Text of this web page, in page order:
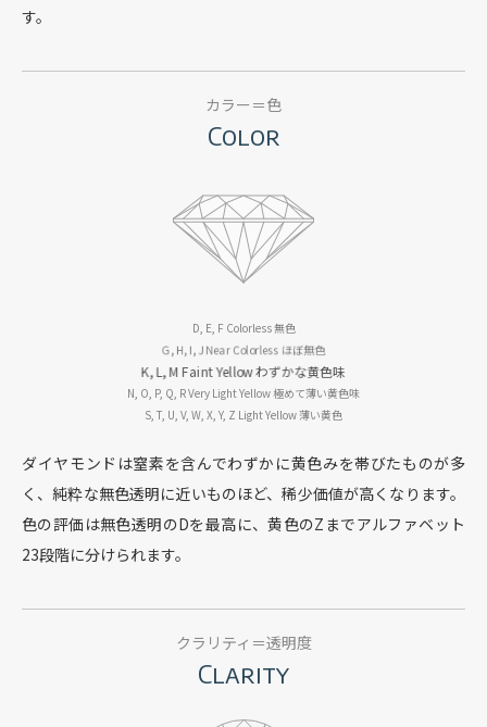
す。
Color
カラー＝色
D, E, F Colorless 無色
G, H, I, J Near Colorless ほぼ無色
K, L, MFaint Yellow わずかな黄色味
N, O, P, Q, R Very Light Yellow 極めて薄い黄色味
S, T, U, V, W, X, Y, Z Light Yellow 薄い黄色
ダイヤモンドは窒素を含んでわずかに黄色みを帯びたものが多
く、純粋な無色透明に近いものほど、稀少価値が高くなります。
色の評価は無色透明のDを最高に、黄色のZまでアルファベット
23段階に分けられます。
Clarity
クラリティ＝透明度